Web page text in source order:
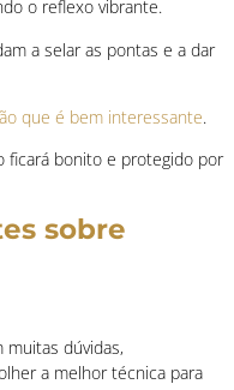
o reflexo vibrante.
a selar as pontas e a dar
que é bem interessante.
ficará bonito e protegido por
sobre
dúvidas,
a melhor técnica para